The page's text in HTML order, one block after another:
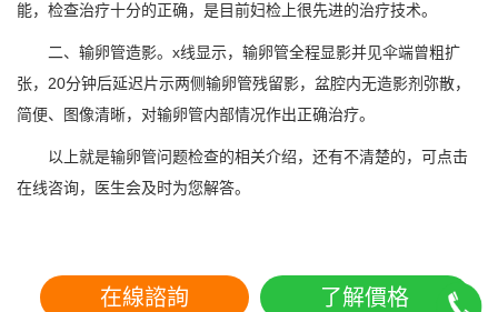
能，检查治疗十分的正确，是目前妇检上很先进的治疗技术。
二、输卵管造影。x线显示，输卵管全程显影并见伞端曾粗扩
张，20分钟后延迟片示两侧输卵管残留影，盆腔内无造影剂弥散，
简便、图像清晰，对输卵管内部情况作出正确治疗。
以上就是输卵管问题检查的相关介绍，还有不清楚的，可点击
在线咨询，医生会及时为您解答。
在線諮詢 了解價格